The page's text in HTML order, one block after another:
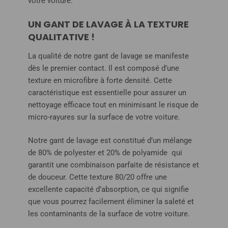
UN GANT DE LAVAGE À LA TEXTURE
QUALITATIVE !
La qualité de notre gant de lavage se manifeste
dès le premier contact. Il est composé d’une
texture en microfibre à forte densité. Cette
caractéristique est essentielle pour assurer un
nettoyage efficace tout en minimisant le risque de
micro-rayures sur la surface de votre voiture.
Notre gant de lavage est constitué d’un mélange
de 80% de polyester et 20% de polyamide qui
garantit une combinaison parfaite de résistance et
de douceur. Cette texture 80/20 offre une
excellente capacité d’absorption, ce qui signifie
que vous pourrez facilement éliminer la saleté et
les contaminants de la surface de votre voiture.